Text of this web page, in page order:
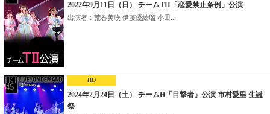
2022年9月11日（日） チームTII「恋愛禁止条例」公演
出演者：荒巻美咲 伊藤優絵瑠 小田...
HD
2024年2月24日（土） チームH「目撃者」公演 市村愛里 生誕
祭